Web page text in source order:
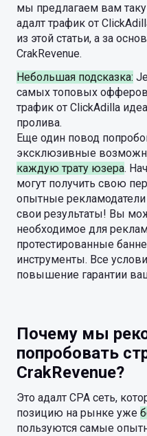
мы предлагаем вам
адалт трафик от
из этой статьи, а за
CrakRevenue.
Небольшая подсказка:
самых топовых офферов
трафик от СlickAdilla
пролива.
Еще один повод
эксклюзивные
каждую трату юзера.
могут получить свою
опытные
свои результаты! Вы
необходимое для
протестированные
инструменты. Все
повышение гарантии
Почему мы
попробовать
CrakRevenue?
Это адалт CPA сеть,
позицию на рынке уже
пользуются самые